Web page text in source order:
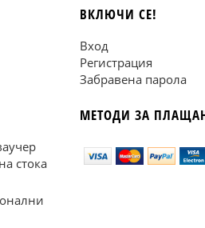
стока
ВКЛЮЧИ СЕ!
Вход
Регистрация
Забравена парола
МЕТОДИ ЗА